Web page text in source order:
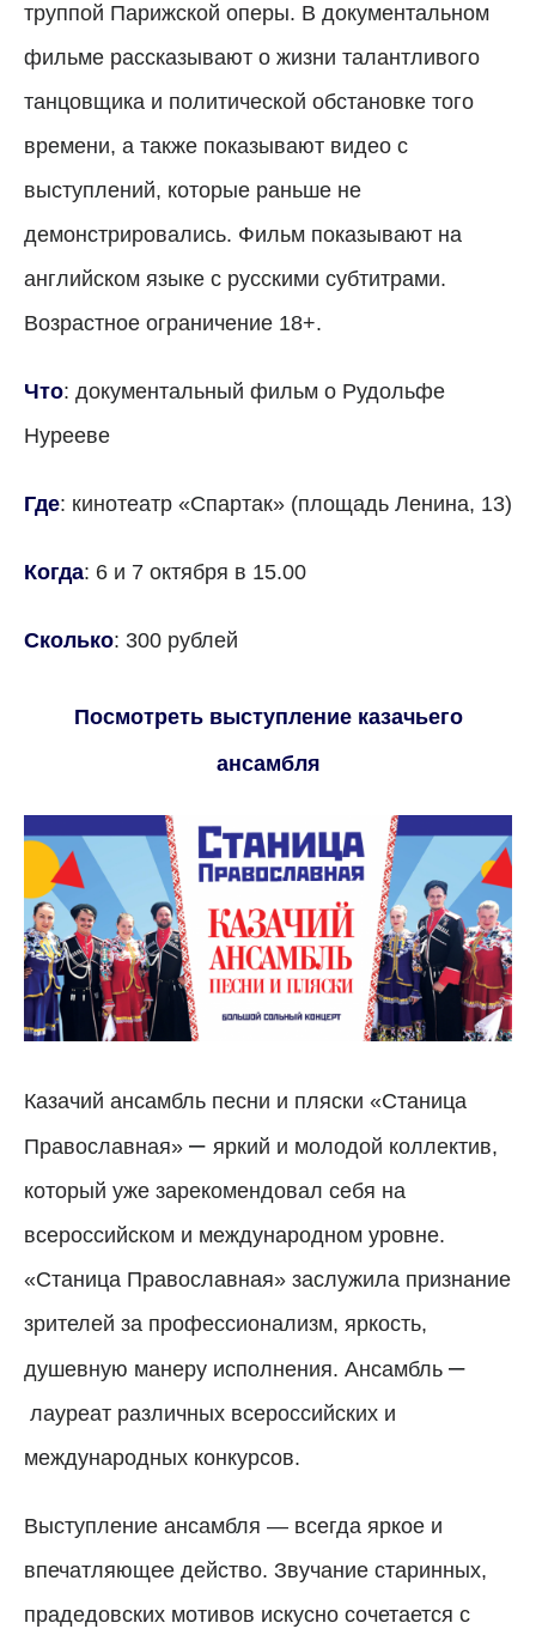
труппой Парижской оперы. В документальном
фильме рассказывают о жизни талантливого
танцовщика и политической обстановке того
времени, а также показывают видео с
выступлений, которые раньше не
демонстрировались. Фильм показывают на
английском языке с русскими субтитрами.
Возрастное ограничение 18+.
Что: документальный фильм о Рудольфе
Нурееве
Где: кинотеатр «Спартак» (площадь Ленина, 13)
Когда: 6 и 7 октября в 15.00
Сколько: 300 рублей
Посмотреть выступление казачьего
ансамбля
Казачий ансамбль песни и пляски «Станица
Православная» – яркий и молодой коллектив,
который уже зарекомендовал себя на
всероссийском и международном уровне.
«Станица Православная» заслужила признание
зрителей за профессионализм, яркость,
душевную манеру исполнения. Ансамбль –
лауреат различных всероссийских и
международных конкурсов.
Выступление ансамбля — всегда яркое и
впечатляющее действо. Звучание старинных,
прадедовских мотивов искусно сочетается с